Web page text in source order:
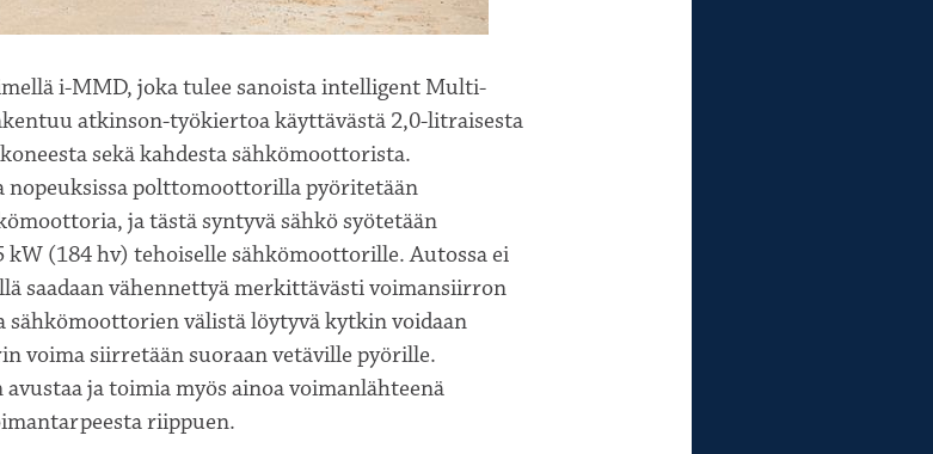
i-MMD, joka tulee sanoista intelligent Multi-
atkinson-työkiertoa käyttävästä 2,0-litraisesta
sekä kahdesta sähkömoottorista.
nopeuksissa polttomoottorilla pyöritetään
ja tästä syntyvä sähkö syötetään
(184 hv) tehoiselle sähkömoottorille. Autossa ei
saadaan vähennettyä merkittävästi voimansiirron
välistä löytyvä kytkin voidaan
voima siirretään suoraan vetäville pyörille.
ja toimia myös ainoa voimanlähteenä
riippuen.